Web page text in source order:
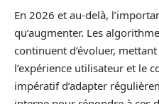
En 2026 et au-delà,
qu’augmenter. Les
continuent d’évoluer,
l’expérience utilisateur et le
impératif d’adapter